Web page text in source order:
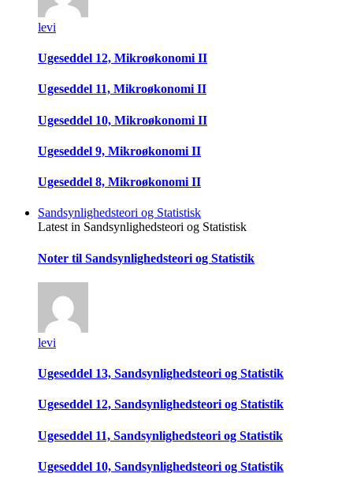
levi
Ugeseddel 12, Mikroøkonomi II
Ugeseddel 11, Mikroøkonomi II
Ugeseddel 10, Mikroøkonomi II
Ugeseddel 9, Mikroøkonomi II
Ugeseddel 8, Mikroøkonomi II
Sandsynlighedsteori og Statistisk
Latest in Sandsynlighedsteori og Statistisk
Noter til Sandsynlighedsteori og Statistik
levi
Ugeseddel 13, Sandsynlighedsteori og Statistik
Ugeseddel 12, Sandsynlighedsteori og Statistik
Ugeseddel 11, Sandsynlighedsteori og Statistik
Ugeseddel 10, Sandsynlighedsteori og Statistik